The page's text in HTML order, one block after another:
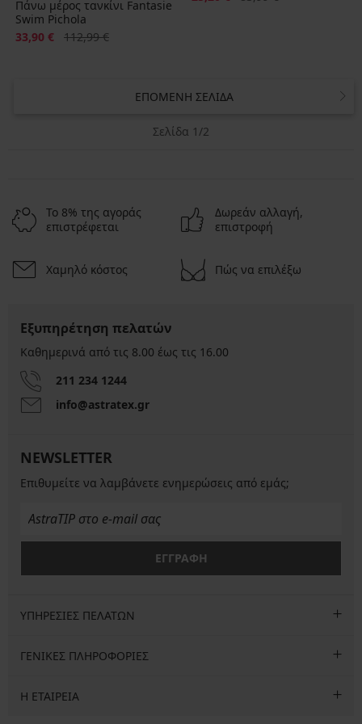
Πάνω μέρος τανκίνι Fantasie
Swim Pichola
Έκπτωση
33,90 € Αρχική τιμή
112,99 €
ΕΠΌΜΕΝΗ ΣΕΛΊΔΑ
Σελίδα 1/2
Το 8% της αγοράς
επιστρέφεται
Δωρεάν αλλαγή,
επιστροφή
Χαμηλό κόστος Πώς να επιλέξω
Εξυπηρέτηση πελατών
Καθημερινά από τις 8.00 έως τις 16.00
211 234 1244
info@astratex.gr
NEWSLETTER
Επιθυμείτε να λαμβάνετε ενημερώσεις από εμάς;
ΕΓΓΡΑΦΗ
ΥΠΗΡΕΣΙΕΣ ΠΕΛΑΤΩΝ
ΓΕΝΙΚΕΣ ΠΛΗΡΟΦΟΡΙΕΣ
Η ΕΤΑΙΡΕΙΑ